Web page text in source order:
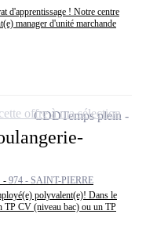
d'apprentissage ! Notre centre
manager d'unité marchande
- 974 - SAINT-PIERRE
polyvalent(e)! Dans le
TP CV (niveau bac) ou un TP
CDDTemps plein
offre à ma sélection